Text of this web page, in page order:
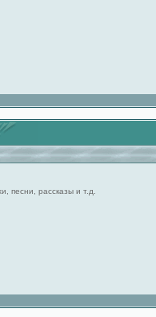
песни, рассказы и т.д.